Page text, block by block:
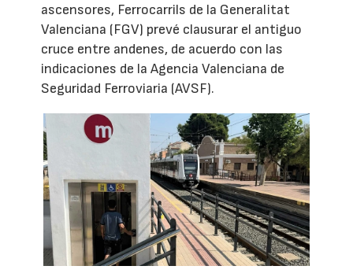
ascensores, Ferrocarrils de la Generalitat
Valenciana (FGV) prevé clausurar el antiguo
cruce entre andenes, de acuerdo con las
indicaciones de la Agencia Valenciana de
Seguridad Ferroviaria (AVSF).